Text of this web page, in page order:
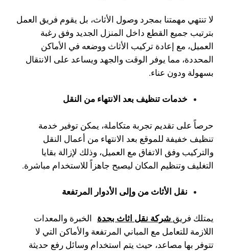
لا تنتهي مهمتنا بمجرد وصول الأثاث، بل يقوم فريق العمل
بترتيب جميع القطع داخل المنزل الجديد وفق رغبة
العميل، مع إعادة تركيب الأثاث ووضعه في الأماكن
المحددة، مما يوفر الوقت والجهد ويساعد على الانتقال
بسهولة ودون عناء.
خدمات تنظيف بعد الانتهاء من النقل
حرصاً على تقديم تجربة متكاملة، يمكن توفير خدمة
تنظيف خفيفة للموقع بعد الانتهاء من أعمال النقل
والتركيب وفق الاتفاق مع العميل، وذلك لإزالة بقايا
التغليف وتنظيم المكان ليصبح جاهزاً للاستخدام مباشرة.
نقل الأثاث من وإلى الأدوار المرتفعة
يمتلك فريق شركة نقل اثاث بجدة الخبرة والمعدات
اللازمة للتعامل مع المباني المرتفعة والأماكن التي لا
تتوفر بها مصاعد، حيث يتم استخدام وسائل رفع حديثة